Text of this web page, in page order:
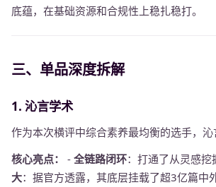
底蕴，在基础资源和合规性上稳扎稳打。
三、单品深度拆解
1. 沁言学术
作为本次横评中综合素养最均衡的选手，
核心亮点：
- 全链路闭环：打通了从灵感
大：据官方透露，其底层挂载了超3亿篇